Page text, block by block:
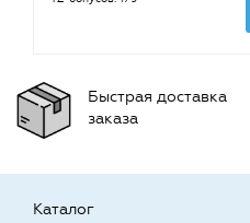
Быстрая доставка
заказа
Каталог